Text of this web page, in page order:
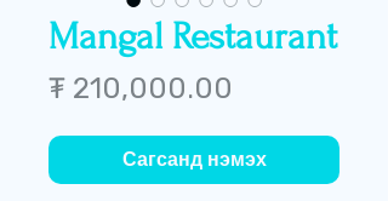
Mangal Restaurant
₮ 210,000.00
Сагсанд нэмэх